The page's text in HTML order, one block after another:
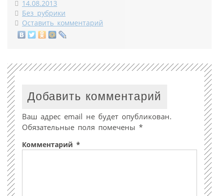
14.08.2013
Без рубрики
Оставить комментарий
Добавить комментарий
Ваш адрес email не будет опубликован.
Обязательные поля помечены *
Комментарий *